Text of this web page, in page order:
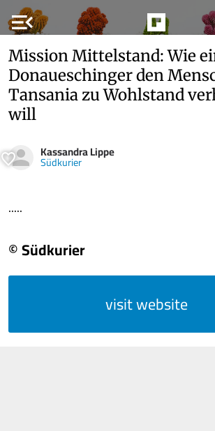
menu_open
Mission Mittelstand: Wie
Donaueschinger den
Tansania zu Wohlstand
will
Kassandra Lippe
Südkurier
.....
© Südkurier
visit website